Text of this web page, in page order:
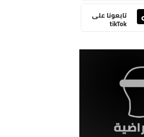
تابعونا على
tikTok